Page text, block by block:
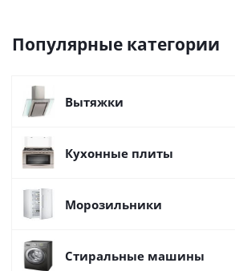
Популярные категории
Вытяжки
Кухонные плиты
Морозильники
Стиральные машины